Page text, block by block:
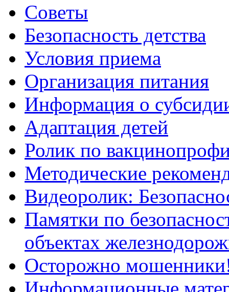
Советы
Безопасность детства
Условия приема
Организация питания
Информация о
Адаптация детей
Ролик по
Методические
Видеоролик:
Памятки по
объектах
Осторожно